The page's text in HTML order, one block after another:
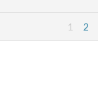
1 2